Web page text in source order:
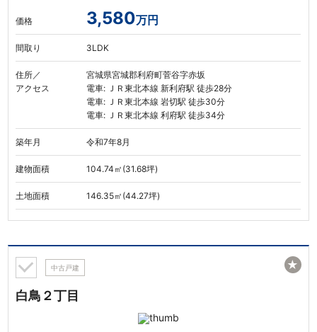
価格 3,580万円
間取り 3LDK
住所／
アクセス
宮城県宮城郡利府町菅谷字赤坂
電車: ＪＲ東北本線 新利府駅 徒歩28分
電車: ＪＲ東北本線 岩切駅 徒歩30分
電車: ＪＲ東北本線 利府駅 徒歩34分
築年月 令和7年8月
建物面積 104.74㎡(31.68坪)
土地面積 146.35㎡(44.27坪)
中古戸建
白鳥２丁目
★